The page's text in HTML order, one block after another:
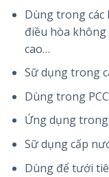
Dùng trong
điều hòa
cao…
Sữ dụng trong
Dùng trong
Ứng dụng
Sữ dụng cấp
Dùng để tưới